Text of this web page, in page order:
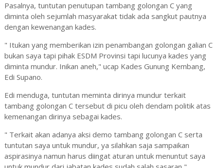
Pasalnya, tuntutan penutupan tambang golongan C yang
diminta oleh sejumlah masyarakat tidak ada sangkut pautnya
dengan kewenangan kades.
" Itukan yang memberikan izin penambangan golongan galian C
bukan saya tapi pihak ESDM Provinsi tapi lucunya kades yang
diminta mundur. Inikan aneh," ucap Kades Gunung Kembang,
Edi Supano.
Edi menduga, tuntutan meminta dirinya mundur terkait
tambang golongan C tersebut di picu oleh dendam politik atas
kemenangan dirinya sebagai kades.
" Terkait akan adanya aksi demo tambang golongan C serta
tuntutan saya untuk mundur, ya silahkan saja sampaikan
aspirasinya namun harus diingat aturan untuk menuntut saya